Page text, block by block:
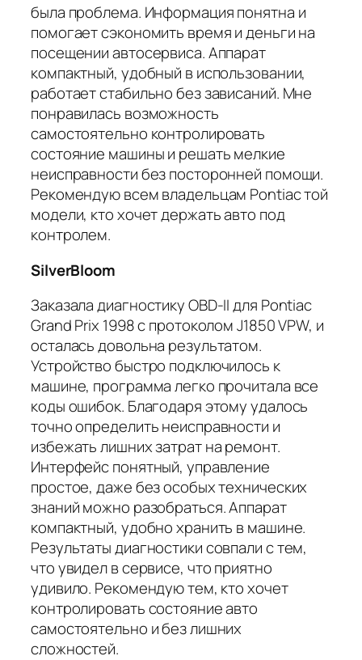
была проблема. Информация понятна и
помогает сэкономить время и деньги на
посещении автосервиса. Аппарат
компактный, удобный в использовании,
работает стабильно без зависаний. Мне
понравилась возможность
самостоятельно контролировать
состояние машины и решать мелкие
неисправности без посторонней помощи.
Рекомендую всем владельцам Pontiac той
модели, кто хочет держать авто под
контролем.
SilverBloom
Заказала диагностику OBD-II для Pontiac
Grand Prix 1998 с протоколом J1850 VPW, и
осталась довольна результатом.
Устройство быстро подключилось к
машине, программа легко прочитала все
коды ошибок. Благодаря этому удалось
точно определить неисправности и
избежать лишних затрат на ремонт.
Интерфейс понятный, управление
простое, даже без особых технических
знаний можно разобраться. Аппарат
компактный, удобно хранить в машине.
Результаты диагностики совпали с тем,
что увидел в сервисе, что приятно
удивило. Рекомендую тем, кто хочет
контролировать состояние авто
самостоятельно и без лишних
сложностей.